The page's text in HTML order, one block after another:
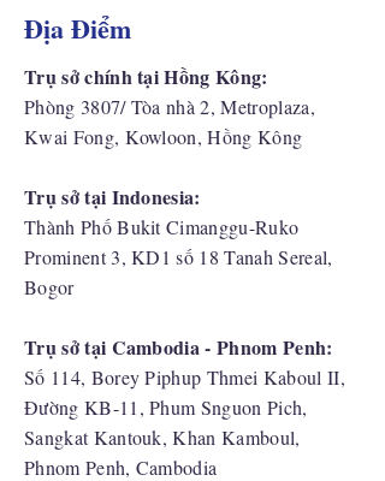
Địa Điểm
Trụ sở chính tại Hồng Kông:
Phòng 3807/ Tòa nhà 2, Metroplaza,
Kwai Fong, Kowloon, Hồng Kông
Trụ sở tại Indonesia:
​Thành Phố Bukit Cimanggu-Ruko
Prominent 3, KD1 số 18 Tanah Sereal,
Bogor
Trụ sở tại Cambodia - Phnom Penh:
Số 114, Borey Piphup Thmei Kaboul II,
Đường KB-11, Phum Snguon Pich,
Sangkat Kantouk, Khan Kamboul,
Phnom Penh, Cambodia